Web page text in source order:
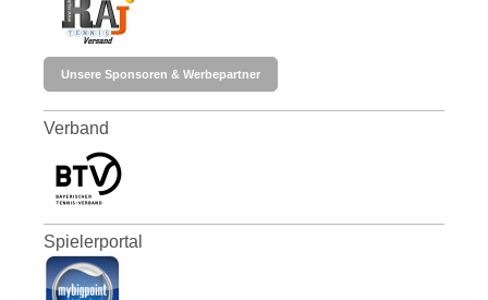
Unsere Sponsoren & Werbepartner
Verband
Spielerportal